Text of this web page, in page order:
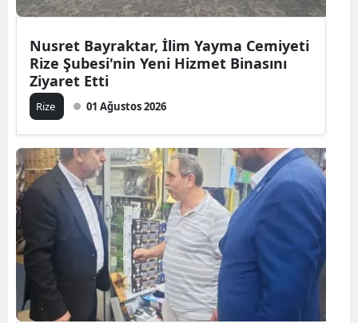
Nusret Bayraktar, İlim Yayma Cemiyeti
Rize Şubesi'nin Yeni Hizmet Binasını
Ziyaret Etti
Rize 01 Ağustos 2026